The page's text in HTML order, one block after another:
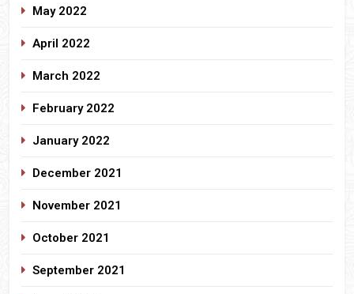
May 2022
April 2022
March 2022
February 2022
January 2022
December 2021
November 2021
October 2021
September 2021